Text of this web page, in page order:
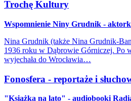
Trochę Kultury
Wspomnienie Niny Grudnik - aktorki
Nina Grudnik (także Nina Grudnik-
1936 roku w Dąbrowie Górniczej. Po
wyjechała do Wrocławia…
Fonosfera - reportaże i
"Książka na lato" - audiobooki